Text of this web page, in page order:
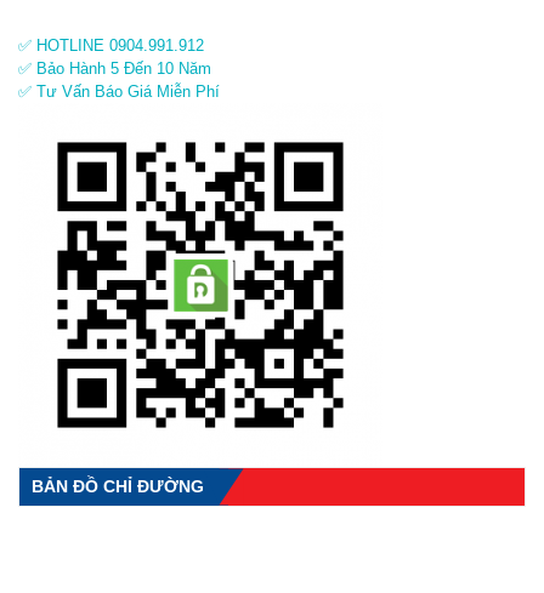
✅ HOTLINE 0904.991.912
✅ Bảo Hành 5 Đến 10 Năm
✅ Tư Vấn Báo Giá Miễn Phí
BẢN ĐỒ CHỈ ĐƯỜNG